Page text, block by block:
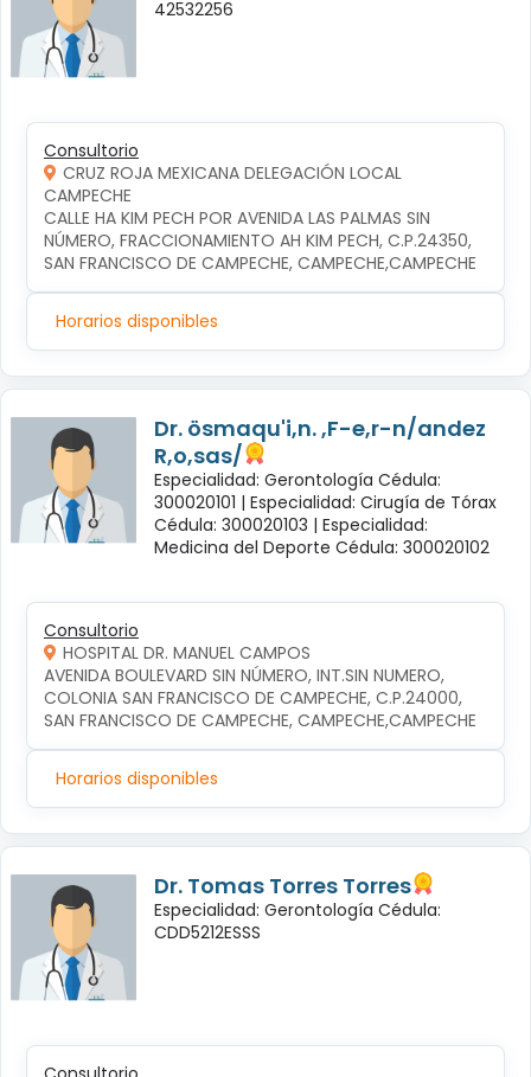
42532256
Consultorio
CRUZ ROJA MEXICANA DELEGACIÓN LOCAL
CAMPECHE
CALLE HA KIM PECH POR AVENIDA LAS PALMAS SIN
NÚMERO, FRACCIONAMIENTO AH KIM PECH, C.P.24350,
SAN FRANCISCO DE CAMPECHE, CAMPECHE,CAMPECHE
Horarios disponibles
Dr. ösmaqu'i,n. ,F-e,r-n/andez
R,o,sas/
Especialidad: Gerontología Cédula:
300020101 | Especialidad: Cirugía de Tórax
Cédula: 300020103 | Especialidad:
Medicina del Deporte Cédula: 300020102
Consultorio
HOSPITAL DR. MANUEL CAMPOS
AVENIDA BOULEVARD SIN NÚMERO, INT.SIN NUMERO,
COLONIA SAN FRANCISCO DE CAMPECHE, C.P.24000,
SAN FRANCISCO DE CAMPECHE, CAMPECHE,CAMPECHE
Horarios disponibles
Dr. Tomas Torres Torres
Especialidad: Gerontología Cédula:
CDD5212ESSS